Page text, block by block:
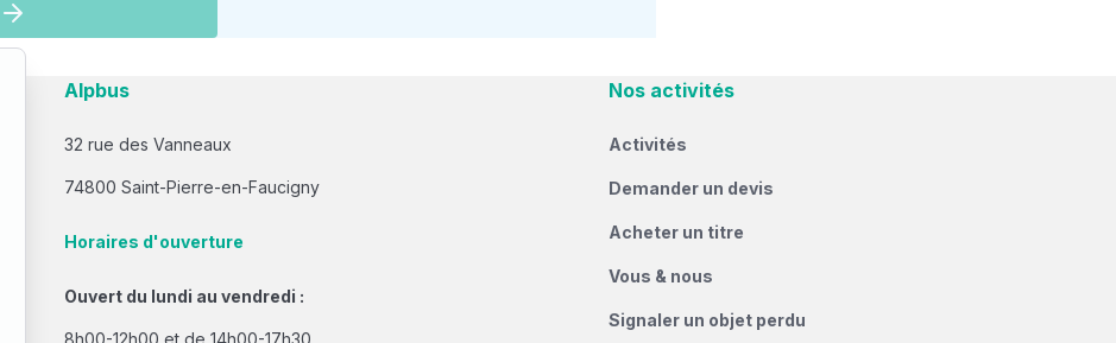
Alpbus
32 rue des Vanneaux
74800 Saint-Pierre-en-Faucigny
Horaires d'ouverture
Ouvert du lundi au vendredi :
8h00-12h00 et de 14h00-17h30
Nos activités
Activités
Demander un devis
Acheter un titre
Vous & nous
Signaler un objet perdu